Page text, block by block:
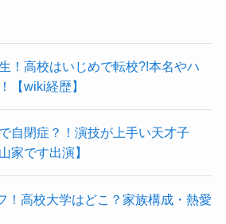
！高校はいじめで転校?!本名やハ
【wiki経歴】
自閉症？！演技が上手い天才子
家です出演】
！高校大学はどこ？家族構成・熱愛